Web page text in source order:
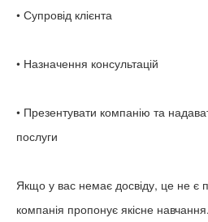
• Супровід клієнта
• Назначення консультацій
• Презентувати компанію та
послуги
Якщо у вас немає досвіду, це не
компанія пропонує якісне